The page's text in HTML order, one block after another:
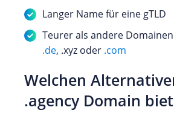
Langer Name für eine gTLD
Teurer als andere
.de, .xyz oder .com
Welchen
.agency Domain